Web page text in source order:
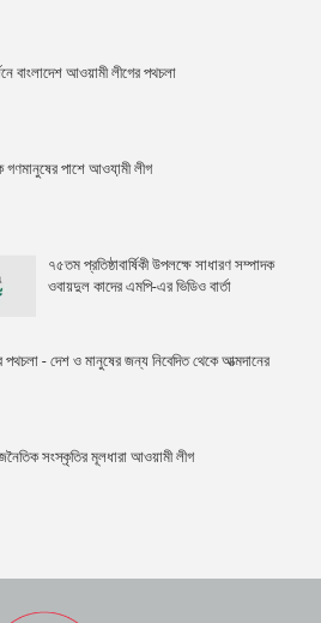
বাংলাদেশ আওয়ামী লীগের পথচলা
গণমানুষের পাশে আওযা়মী লীগ
৭৫তম প্রতিষ্ঠাবার্ষিকী উপলক্ষে সাধারণ সম্পাদক
ওবায়দুল কাদের এমপি-এর ভিডিও বার্তা
পথচলা - দেশ ও মানুষের জন্য নিবেদিত থেকে আত্মদানের
সংস্কৃতির মূলধারা আওয়ামী লীগ